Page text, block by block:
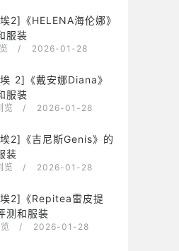
2]《HELENA海伦娜》
服装
/ 2026-01-28
2]《戴安娜Diana》
服装
览 / 2026-01-28
2]《吉尼斯Genis》的
装
览 / 2026-01-28
2]《Repitea雷皮提
测和服装
/ 2026-01-28